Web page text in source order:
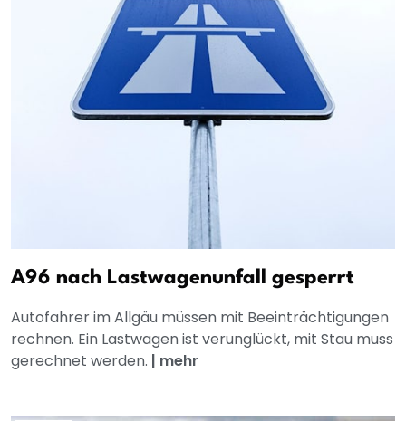
A96 nach Lastwagenunfall gesperrt
Autofahrer im Allgäu müssen mit Beeinträchtigungen
rechnen. Ein Lastwagen ist verunglückt, mit Stau muss
gerechnet werden. | mehr